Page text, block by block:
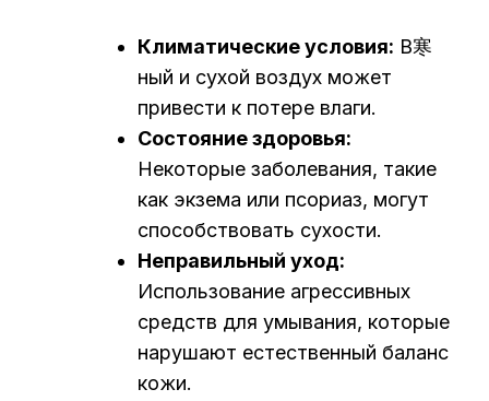
Климатические условия: В寒
ный и сухой воздух может
привести к потере влаги.
Состояние здоровья:
Некоторые заболевания, такие
как экзема или псориаз, могут
способствовать сухости.
Неправильный уход:
Использование агрессивных
средств для умывания, которые
нарушают естественный баланс
кожи.